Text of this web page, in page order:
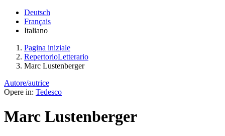
Deutsch
Français
Italiano
Pagina iniziale
RepertorioLetterario
Marc Lustenberger
Autore/autrice
Opere in: Tedesco
Marc Lustenberger